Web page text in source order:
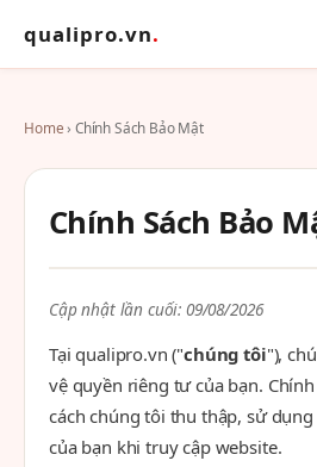
qualipro.vn.
Home› Chính Sách Bảo Mật
Chính Sách Bảo
Cập nhật lần cuối: 09/08/2026
Tại qualipro.vn ("chúng tôi"),
vệ quyền riêng tư của bạn.
cách chúng tôi thu thập, sử
của bạn khi truy cập website.